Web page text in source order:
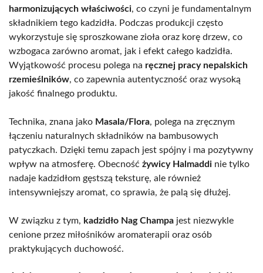
harmonizujących właściwości, co czyni je fundamentalnym
składnikiem tego kadzidła. Podczas produkcji często
wykorzystuje się sproszkowane zioła oraz korę drzew, co
wzbogaca zarówno aromat, jak i efekt całego kadzidła.
Wyjątkowość procesu polega na ręcznej pracy nepalskich
rzemieślników, co zapewnia autentyczność oraz wysoką
jakość finalnego produktu.
Technika, znana jako Masala/Flora, polega na zręcznym
łączeniu naturalnych składników na bambusowych
patyczkach. Dzięki temu zapach jest spójny i ma pozytywny
wpływ na atmosferę. Obecność żywicy Halmaddi nie tylko
nadaje kadzidłom gęstszą teksturę, ale również
intensywniejszy aromat, co sprawia, że palą się dłużej.
W związku z tym, kadzidło Nag Champa jest niezwykle
cenione przez miłośników aromaterapii oraz osób
praktykujących duchowość.